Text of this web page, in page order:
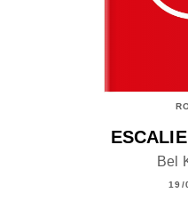
Bel
19/